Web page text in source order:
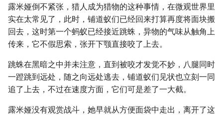
露米娅倒不紧张，猎人成为猎物的这种事情，在微观世界里
实在太常见了，此时，铺道蚁们已经回来打算再度将面块搬
回去，这时第一个蚂蚁已经接近跳蛛，异物的气味从触角上
传来，它不假思索，张开下颚直接咬了上去。
跳蛛在黑暗之中并未注意，直到被咬才发觉不妙，八腿同时
一蹬跳到远处，随之向远处逃去，铺道蚁们见状也立刻一同
追了上去，不过在速度方面，它们可是差了一大截。
露米娅没有观赏战斗，她早就从方便面袋中走出，离开了这